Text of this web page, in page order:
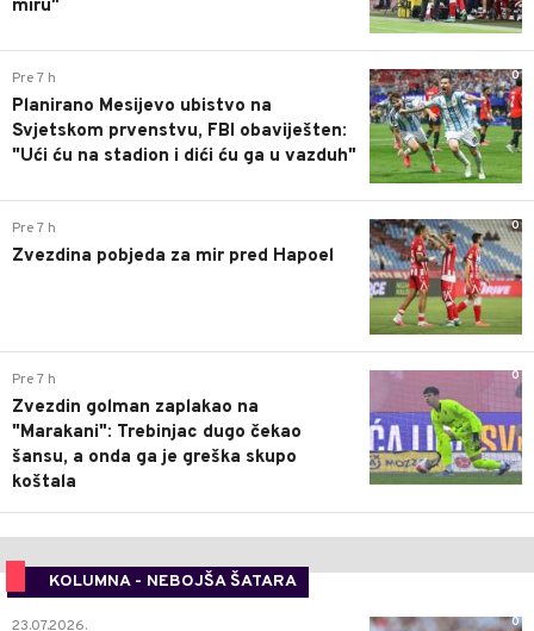
miru"
0
Pre 7 h
Planirano Mesijevo ubistvo na
Svjetskom prvenstvu, FBI obaviješten:
"Ući ću na stadion i dići ću ga u vazduh"
0
Pre 7 h
Zvezdina pobjeda za mir pred Hapoel
0
Pre 7 h
Zvezdin golman zaplakao na
"Marakani": Trebinjac dugo čekao
šansu, a onda ga je greška skupo
koštala
KOLUMNA - NEBOJŠA ŠATARA
0
23.07.2026.